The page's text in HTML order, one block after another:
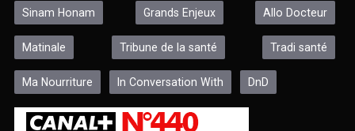
Sinam Honam Grands Enjeux Allo Docteur
Matinale Tribune de la santé Tradi santé
Ma Nourriture In Conversation With DnD